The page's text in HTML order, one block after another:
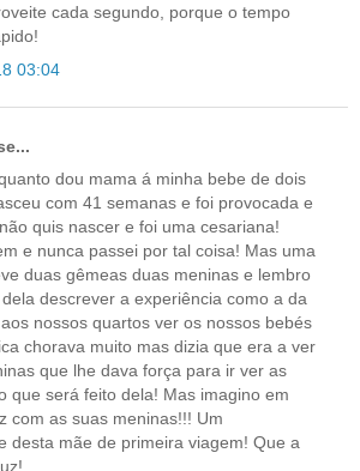
cada segundo, porque o tempo
03:04
dou mama á minha bebe de dois
com 41 semanas e foi provocada e
quis nascer e foi uma cesariana!
e nunca passei por tal coisa! Mas uma
duas gêmeas duas meninas e lembro
descrever a experiência como a da
nossos quartos ver os nossos bebés
chorava muito mas dizia que era a ver
que lhe dava força para ir ver as
que será feito dela! Mas imagino em
com as suas meninas!!! Um
desta mãe de primeira viagem! Que a